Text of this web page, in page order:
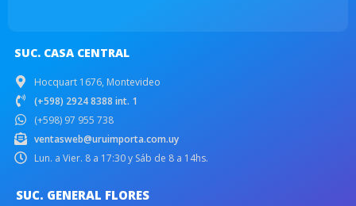
SUC. CASA CENTRAL
Hocquart 1676, Montevideo
(+598) 2924 8388 int. 1
(+598) 97 955 738
ventasweb@uruimporta.com.uy
Lun. a Vier. 8 a 17:30 y Sáb de 8 a 14hs.
SUC. GENERAL FLORES